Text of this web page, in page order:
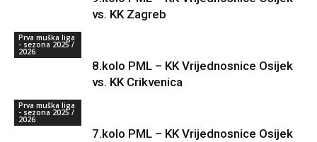
vs. KK Zagreb
Prva muška liga
- sezona 2025 /
2026
8.kolo PML – KK Vrijednosnice Osijek
vs. KK Crikvenica
Prva muška liga
- sezona 2025 /
2026
7.kolo PML – KK Vrijednosnice Osijek